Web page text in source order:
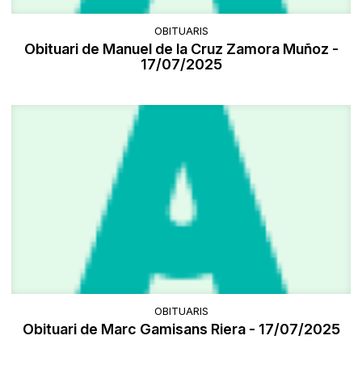
OBITUARIS
Obituari de Manuel de la Cruz Zamora Muñoz -
17/07/2025
OBITUARIS
Obituari de Marc Gamisans Riera - 17/07/2025